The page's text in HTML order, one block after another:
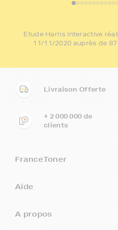
Etude Harris Interactive
11/11/2020 auprès de
Livraison Offerte
+ 2 000 000 de
clients
FranceToner
Aide
A propos